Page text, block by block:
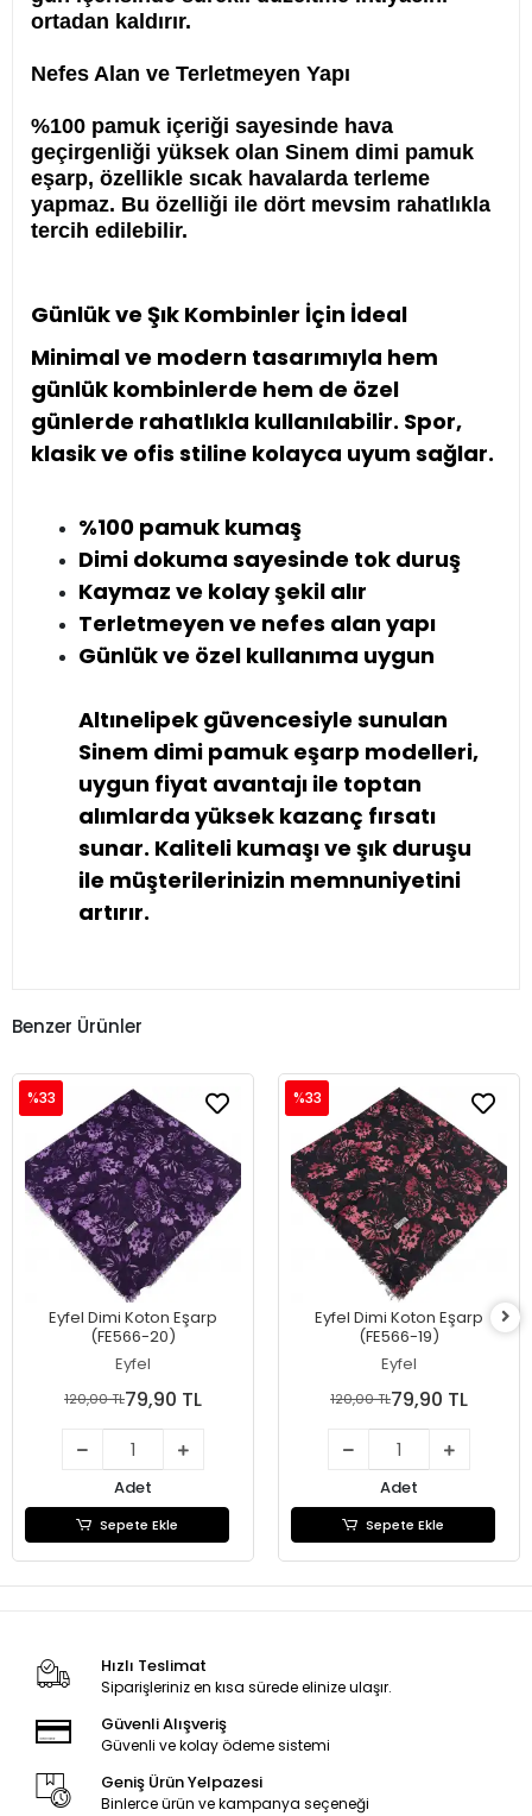
ortadan kaldırır.
Nefes Alan ve Terletmeyen Yapı
%100 pamuk içeriği sayesinde hava
geçirgenliği yüksek olan Sinem dimi pamuk
eşarp, özellikle sıcak havalarda terleme
yapmaz. Bu özelliği ile dört mevsim rahatlıkla
tercih edilebilir.
Günlük ve Şık Kombinler İçin İdeal
Minimal ve modern tasarımıyla hem
günlük kombinlerde hem de özel
günlerde rahatlıkla kullanılabilir. Spor,
klasik ve ofis stiline kolayca uyum sağlar.
%100 pamuk kumaş
Dimi dokuma sayesinde tok duruş
Kaymaz ve kolay şekil alır
Terletmeyen ve nefes alan yapı
Günlük ve özel kullanıma uygun
Altınelipek güvencesiyle sunulan
Sinem dimi pamuk eşarp modelleri,
uygun fiyat avantajı ile toptan
alımlarda yüksek kazanç fırsatı
sunar. Kaliteli kumaşı ve şık duruşu
ile müşterilerinizin memnuniyetini
artırır.
Benzer Ürünler
Eyfel Dimi Koton Eşarp
(FE566-20)
Eyfel
%33
120,00 TL79,90 TL
Adet
Sepete Ekle
Eyfel Dimi Koton Eşarp
(FE566-19)
Eyfel
%33
120,00 TL79,90 TL
Adet
Sepete Ekle
Hızlı Teslimat
Siparişleriniz en kısa sürede elinize ulaşır.
Güvenli Alışveriş
Güvenli ve kolay ödeme sistemi
Geniş Ürün Yelpazesi
Binlerce ürün ve kampanya seçeneği